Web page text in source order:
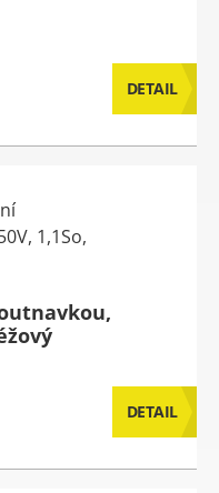
DETAIL
DETAIL